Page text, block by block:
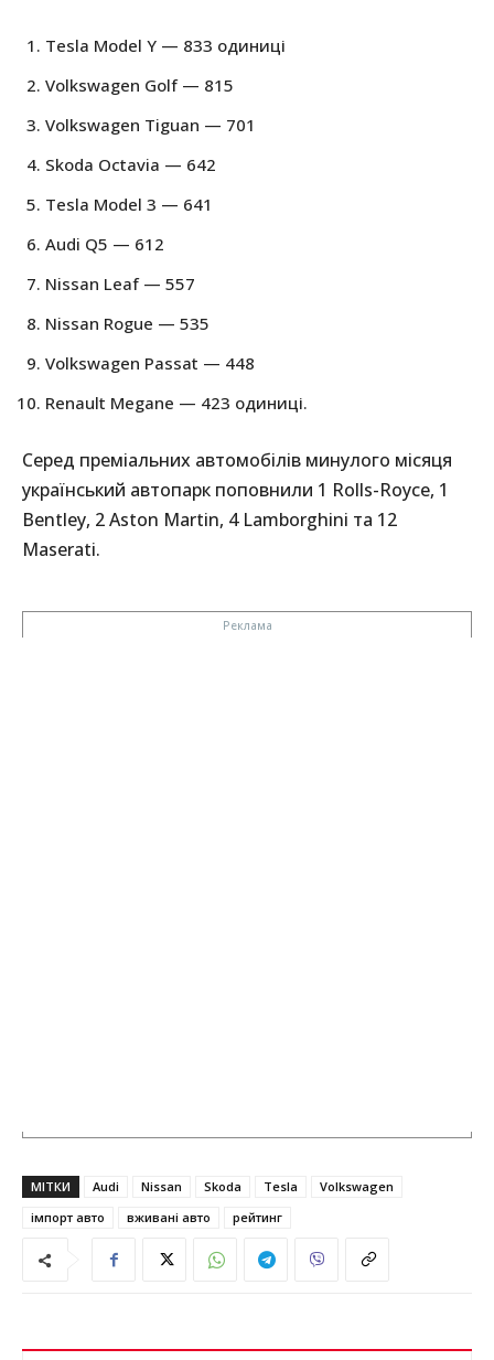
Tesla Model Y — 833 одиниці
Volkswagen Golf — 815
Volkswagen Tiguan — 701
Skoda Octavia — 642
Tesla Model 3 — 641
Audi Q5 — 612
Nissan Leaf — 557
Nissan Rogue — 535
Volkswagen Passat — 448
Renault Megane — 423 одиниці.
Серед преміальних автомобілів минулого місяця
український автопарк поповнили 1 Rolls-Royce, 1
Bentley, 2 Aston Martin, 4 Lamborghini та 12
Maserati.
МІТКИ Audi Nissan Skoda Tesla
Volkswagen
імпорт авто
вживані авто рейтинг